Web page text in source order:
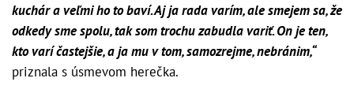
kuchár a veľmi ho to baví. Aj ja rada varím, ale smejem sa, že
odkedy sme spolu, tak som trochu zabudla variť. On je ten,
kto varí častejšie, a ja mu v tom, samozrejme, nebránim,“
priznala s úsmevom herečka.